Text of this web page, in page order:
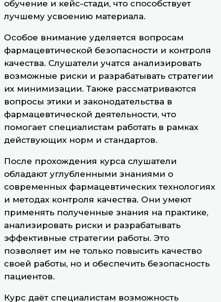
обучение и кейс-стади, что способствует
лучшему усвоению материала.
Особое внимание уделяется вопросам
фармацевтической безопасности и контроля
качества. Слушатели учатся анализировать
возможные риски и разрабатывать стратегии
их минимизации. Также рассматриваются
вопросы этики и законодательства в
фармацевтической деятельности, что
помогает специалистам работать в рамках
действующих норм и стандартов.
После прохождения курса слушатели
обладают углубленными знаниями о
современных фармацевтических технологиях
и методах контроля качества. Они умеют
применять полученные знания на практике,
анализировать риски и разрабатывать
эффективные стратегии работы. Это
позволяет им не только повысить качество
своей работы, но и обеспечить безопасность
пациентов.
Курс даёт специалистам возможность